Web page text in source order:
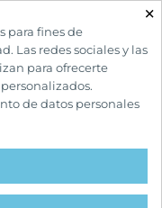
×
para fines de
Las redes sociales y las
para ofrecerte
de datos personales